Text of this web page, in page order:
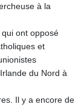
à la
ont opposé
et
du Nord à
Il y a encore de